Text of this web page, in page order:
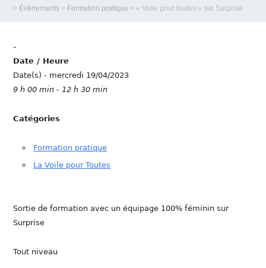
> Évènements > Formation pratique >« Voile pour toutes » sur Surprise
-
Date / Heure
Date(s) - mercredi 19/04/2023
9 h 00 min - 12 h 30 min
Catégories
Formation pratique
La Voile pour Toutes
Sortie de formation avec un équipage 100% féminin sur
Surprise
Tout niveau